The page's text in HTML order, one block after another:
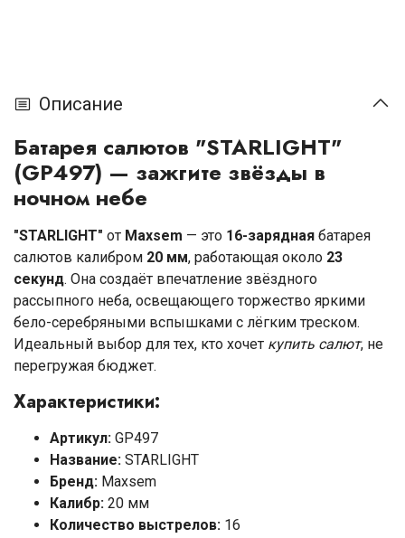
Описание
Батарея салютов "STARLIGHT"
(GP497) — зажгите звёзды в
ночном небе
"STARLIGHT" от Maxsem — это 16-зарядная батарея
салютов калибром 20 мм, работающая около 23
секунд. Она создаёт впечатление звёздного
рассыпного неба, освещающего торжество яркими
бело-серебряными вспышками с лёгким треском.
Идеальный выбор для тех, кто хочет купить салют, не
перегружая бюджет.
Характеристики:
Артикул: GP497
Название: STARLIGHT
Бренд: Maxsem
Калибр: 20 мм
Количество выстрелов: 16